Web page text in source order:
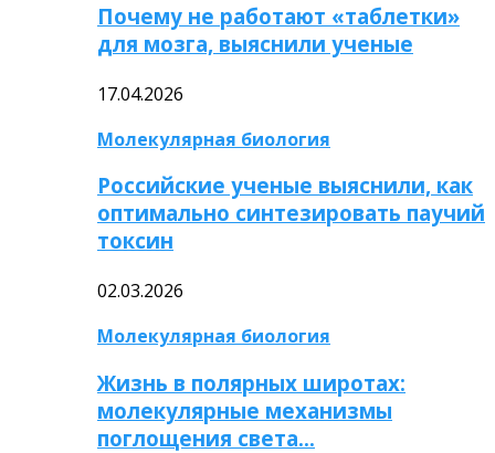
Почему не работают «таблетки»
для мозга, выяснили ученые
17.04.2026
Молекулярная биология
Российские ученые выяснили, как
оптимально синтезировать паучий
токсин
02.03.2026
Молекулярная биология
Жизнь в полярных широтах:
молекулярные механизмы
поглощения света…